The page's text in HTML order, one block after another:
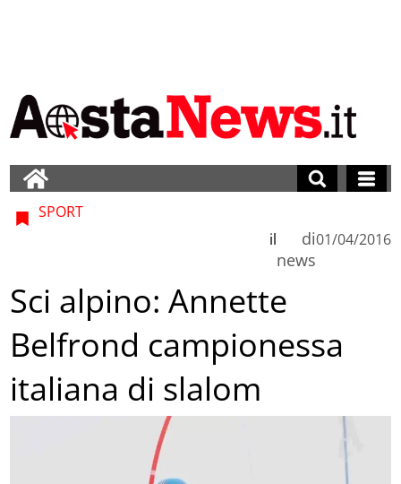
SPORT
di
news
il 01/04/2016
Sci alpino: Annette
Belfrond campionessa
italiana di slalom